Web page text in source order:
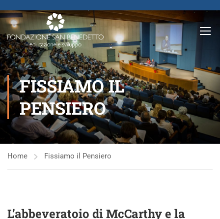
FISSIAMO IL
PENSIERO
Home Fissiamo il Pensiero
L’abbeveratoio di McCarthy e la